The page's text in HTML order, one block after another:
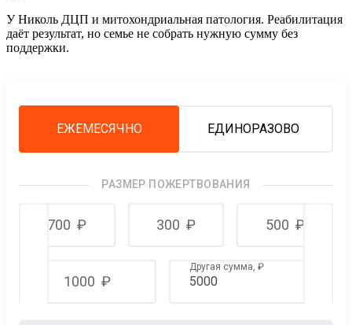
У Николь ДЦП и митохондриальная патология. Реабилитация
даёт результат, но семье не собрать нужную сумму без
поддержки.
ЕЖЕМЕСЯЧНО ЕДИНОРАЗОВО
РАЗМЕР ПОЖЕРТВОВАНИЯ
700 ₽ 300 ₽ 500 ₽
1000 ₽
Другая сумма, ₽